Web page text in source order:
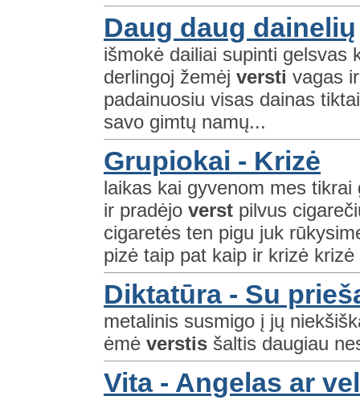
Daug daug dainelių
išmokė dailiai supinti gelsvas
derlingoj žemėj versti vagas
padainuosiu visas dainas
savo gimtų namų...
Grupiokai - Krizė
laikas kai gyvenom mes
ir pradėjo verst pilvus
cigaretės ten pigu juk
pizė taip pat kaip ir krizė
Diktatūra - Su
metalinis susmigo į jų
ėmė verstis šaltis daugiau
Vita - Angelas ar